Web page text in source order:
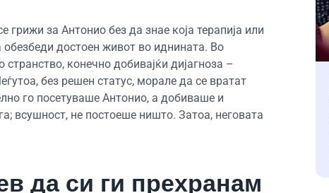
за Антонио без да знае која терапија или
достоен живот во иднината. Во
конечно добивајќи дијагноза –
без решен статус, морале да се вратат
го посетуваше Антонио, а добиваше и
всушност, не постоеше ништо. Затоа, неговата
да си ги прехранам